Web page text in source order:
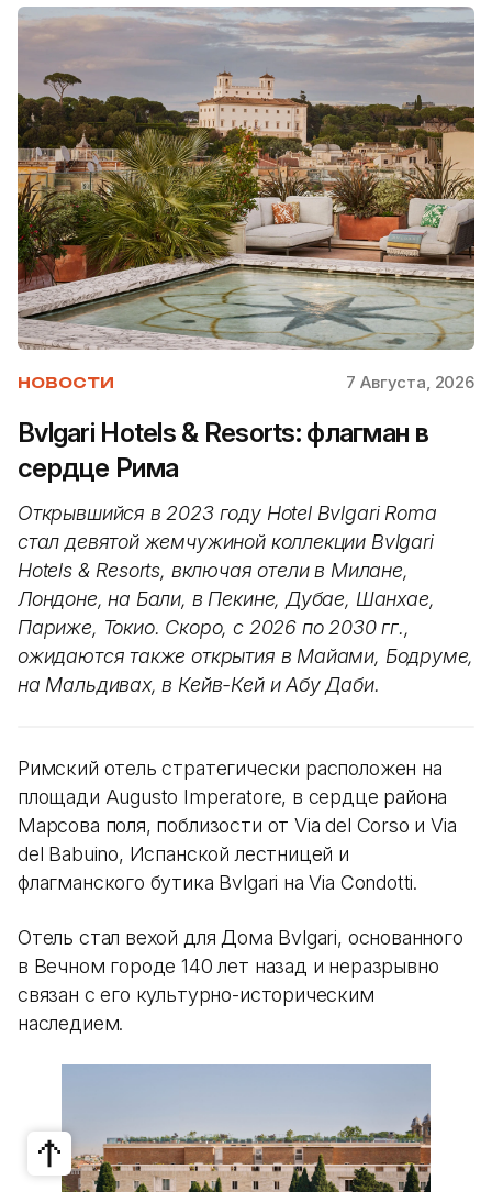
НОВОСТИ 7 Августа, 2026
Bvlgari Hotels & Resorts: флагман в
сердце Рима
Открывшийся в 2023 году Hotel Bvlgari Roma
стал девятой жемчужиной коллекции Bvlgari
Hotels & Resorts, включая отели в Милане,
Лондоне, на Бали, в Пекине, Дубае, Шанхае,
Париже, Токио. Скоро, с 2026 по 2030 гг.,
ожидаются также открытия в Майами, Бодруме,
на Мальдивах, в Кейв-Кей и Абу Даби.
Римский отель стратегически расположен на
площади Augusto Imperatore, в сердце района
Марсова поля, поблизости от Via del Corso и Via
del Babuino, Испанской лестницей и
флагманского бутика Bvlgari на Via Condotti.
Отель стал вехой для Дома Bvlgari, основанного
в Вечном городе 140 лет назад и неразрывно
связан с его культурно-историческим
наследием.